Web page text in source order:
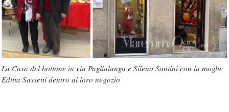
La Casa del bottone in via Paglialunga e Sileno Santini con la moglie
Editta Sassetti dentro al loro negozio